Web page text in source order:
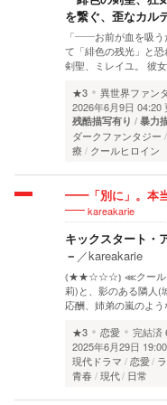
を繋ぐ、歪なカル
「――お前が血を吸う
て「緋色の残光」と
剣聖、ミレイユ。 彼
★3
異世界ファン
2026年6月9日 04:20
残酷描写有り 暴力
ダークファンタジー
療
クールヒロイン
━━「別に」。本当
kareakarie
キックスタート・
－ ／kareakarie
⦅★★☆☆☆⦆ ⋘クールヒ
莉)と、影のある隣人(
応酬、姉弟の嵐のよ
★3
恋愛 完結済
2025年6月29日
現代ドラマ
恋愛
青春
現代 日常